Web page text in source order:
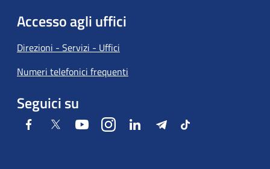
Accesso agli uffici
Direzioni - Servizi - Uffici
Numeri telefonici frequenti
Seguici su
Facebook Twitter YoutubeInstagramLinkedIn TelegramTiktok